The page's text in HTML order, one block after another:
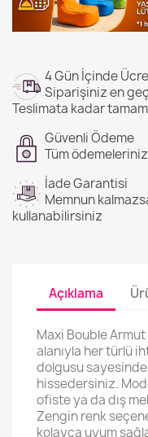
4 Gün İçinde
Siparişiniz en
Teslimata kadar
Güvenli Ödeme
Tüm
İade Garantisi
Memnun
kullanabilirsiniz
Açıklama
Maxi Bouble
alanıyla her türlü
dolgusu
hissedersiniz.
ofiste ya da dış
Zengin renk
kolayca uyum